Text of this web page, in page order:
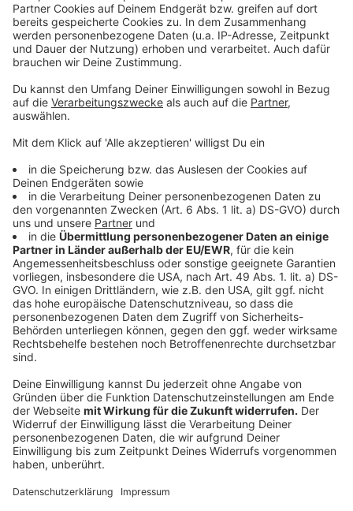
Der größte Heiratsantrag Österreichs!